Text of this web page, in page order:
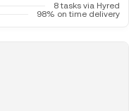
8 tasks via Hyred
98% on time delivery